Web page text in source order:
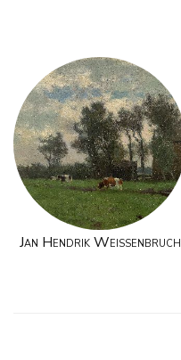
Jan Hendrik Weissenbruch